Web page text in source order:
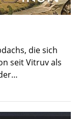
die sich
seit Vitruv als